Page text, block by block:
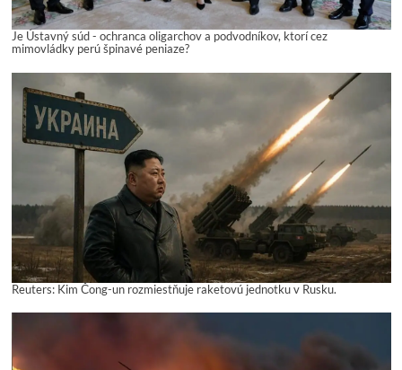
Je Ústavný súd - ochranca oligarchov a podvodníkov, ktorí cez
mimovládky perú špinavé peniaze?
Reuters: Kim Čong-un rozmiestňuje raketovú jednotku v Rusku.